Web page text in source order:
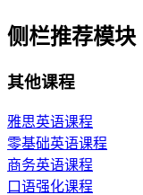
侧栏推荐模块
其他课程
雅思英语课程
零基础英语课程
商务英语课程
口语强化课程